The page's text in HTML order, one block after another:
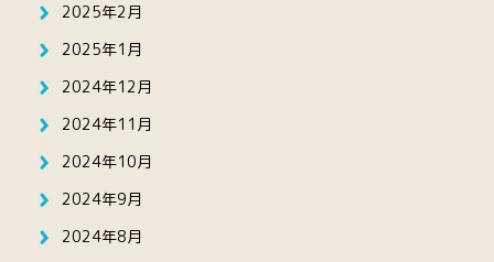
2025年2月
2025年1月
2024年12月
2024年11月
2024年10月
2024年9月
2024年8月